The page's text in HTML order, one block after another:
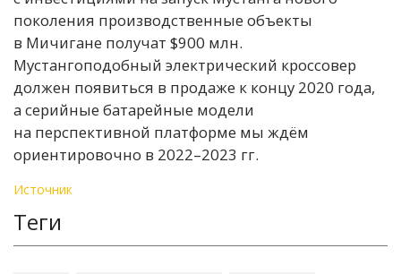
поколения производственные объекты
в Мичигане получат $900 млн.
Мустангоподобный электрический кроссовер
должен появиться в продаже к концу 2020 года,
а серийные батарейные модели
на перспективной платформе мы ждём
ориентировочно в 2022–2023 гг.
Источник
Теги